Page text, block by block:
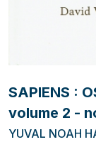
SAPIENS :
volume 2 -
YUVAL NOAH